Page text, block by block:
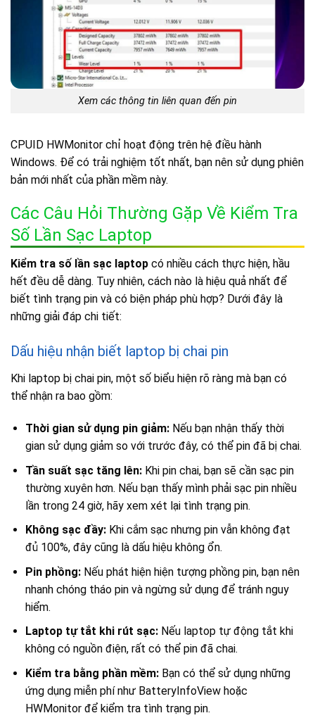
Xem các thông tin liên quan đến pin
CPUID HWMonitor chỉ hoạt động trên hệ điều hành
Windows. Để có trải nghiệm tốt nhất, bạn nên sử dụng phiên
bản mới nhất của phần mềm này.
Các Câu Hỏi Thường Gặp Về Kiểm Tra
Số Lần Sạc Laptop
Kiểm tra số lần sạc laptop có nhiều cách thực hiện, hầu
hết đều dễ dàng. Tuy nhiên, cách nào là hiệu quả nhất để
biết tình trạng pin và có biện pháp phù hợp? Dưới đây là
những giải đáp chi tiết:
Dấu hiệu nhận biết laptop bị chai pin
Khi laptop bị chai pin, một số biểu hiện rõ ràng mà bạn có
thể nhận ra bao gồm:
Thời gian sử dụng pin giảm: Nếu bạn nhận thấy thời
gian sử dụng giảm so với trước đây, có thể pin đã bị chai.
Tần suất sạc tăng lên: Khi pin chai, bạn sẽ cần sạc pin
thường xuyên hơn. Nếu bạn thấy mình phải sạc pin nhiều
lần trong 24 giờ, hãy xem xét lại tình trạng pin.
Không sạc đầy: Khi cắm sạc nhưng pin vẫn không đạt
đủ 100%, đây cũng là dấu hiệu không ổn.
Pin phồng: Nếu phát hiện hiện tượng phồng pin, bạn nên
nhanh chóng tháo pin và ngừng sử dụng để tránh nguy
hiểm.
Laptop tự tắt khi rút sạc: Nếu laptop tự động tắt khi
không có nguồn điện, rất có thể pin đã chai.
Kiểm tra bằng phần mềm: Bạn có thể sử dụng những
ứng dụng miễn phí như BatteryInfoView hoặc
HWMonitor để kiểm tra tình trạng pin.